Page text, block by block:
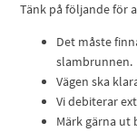
Tänk på följande för
Det måste
slambrunnen.
Vägen ska
Vi debiterar
Märk gärna